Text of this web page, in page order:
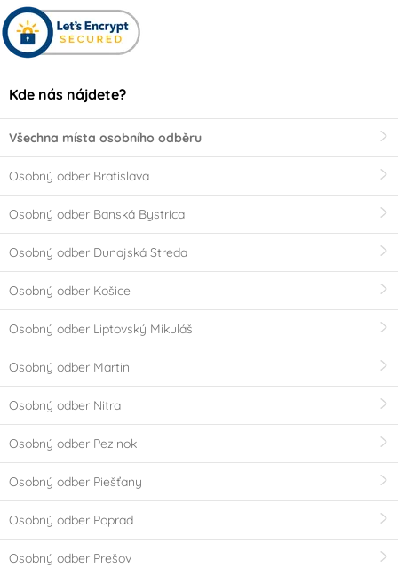
Kde nás nájdete?
Všechna místa osobního odběru
Osobný odber Bratislava
Osobný odber Banská Bystrica
Osobný odber Dunajská Streda
Osobný odber Košice
Osobný odber Liptovský Mikuláš
Osobný odber Martin
Osobný odber Nitra
Osobný odber Pezinok
Osobný odber Piešťany
Osobný odber Poprad
Osobný odber Prešov